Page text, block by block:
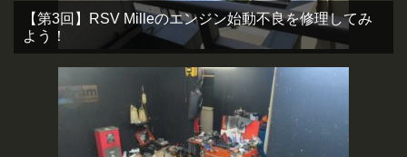
【第3回】RSV Milleのエンジン始動不良を修理してみ
よう！